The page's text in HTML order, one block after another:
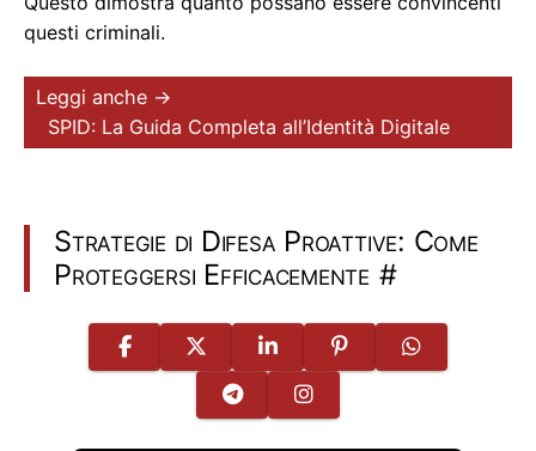
questi criminali.
Leggi anche →
SPID: La Guida Completa all’Identità Digitale
Strategie di Difesa Proattive: Come
Proteggersi Efficacemente #